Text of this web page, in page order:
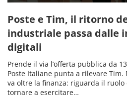
Poste e Tim, il ritorno
industriale passa dalle
digitali
Prende il via l’offerta pubblica da
Poste Italiane punta a rilevare Tim.
va oltre la finanza: riguarda il ruolo
tornare a esercitare…